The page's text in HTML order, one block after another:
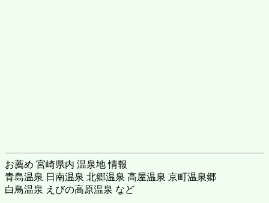
お薦め 宮崎県内 温泉地 情報
青島温泉 日南温泉 北郷温泉 高屋温泉 京町温泉郷
白鳥温泉 えびの高原温泉 など